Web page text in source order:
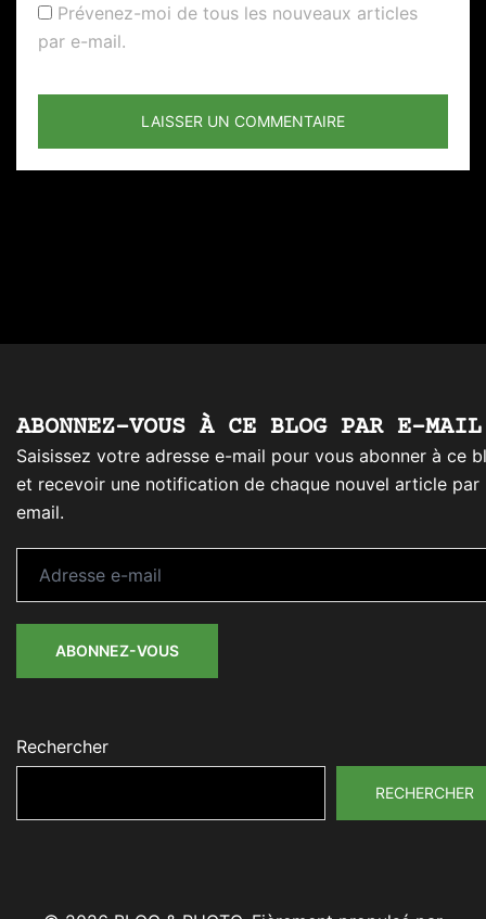
Prévenez-moi de tous les nouveaux articles
par e-mail.
ABONNEZ-VOUS À CE BLOG PAR E-
Saisissez votre adresse e-mail pour vous abonner à ce
et recevoir une notification de chaque nouvel article par
email.
ABONNEZ-VOUS
Rechercher
RECHERCHER